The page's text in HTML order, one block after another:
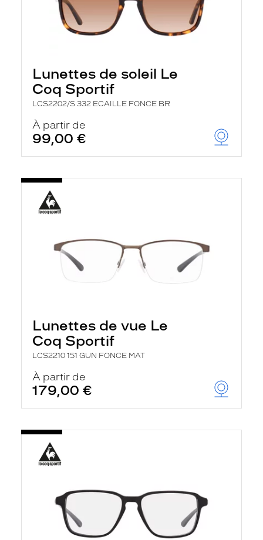
Lunettes de soleil Le
Coq Sportif
LCS2202/S 332 ECAILLE FONCE BR
À partir de
99,00 €
Lunettes de vue Le
Coq Sportif
LCS2210 151 GUN FONCE MAT
À partir de
179,00 €